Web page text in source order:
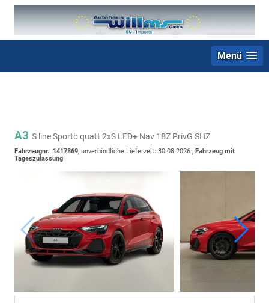
Menü
A3 S line Sportb quatt 2xS LED+ Nav 18Z PrivG SHZ
Fahrzeugnr.: 1417869, unverbindliche Lieferzeit: 30.08.2026 , Fahrzeug mit
Tageszulassung